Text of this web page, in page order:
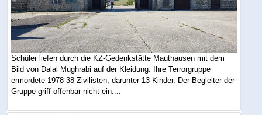
Schüler liefen durch die KZ-Gedenkstätte Mauthausen mit dem
Bild von Dalal Mughrabi auf der Kleidung. Ihre Terrorgruppe
ermordete 1978 38 Zivilisten, darunter 13 Kinder. Der Begleiter der
Gruppe griff offenbar nicht ein....